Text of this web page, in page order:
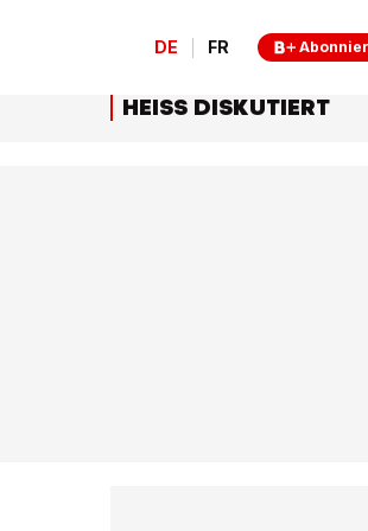
DE FR
HEISS DISKUTIERT